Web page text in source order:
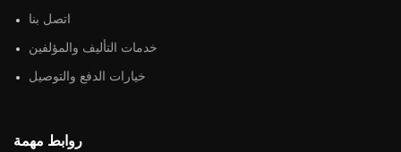
اتصل بنا
خدمات التأليف والمؤلفين
خيارات الدفع والتوصيل
روابط مهمة